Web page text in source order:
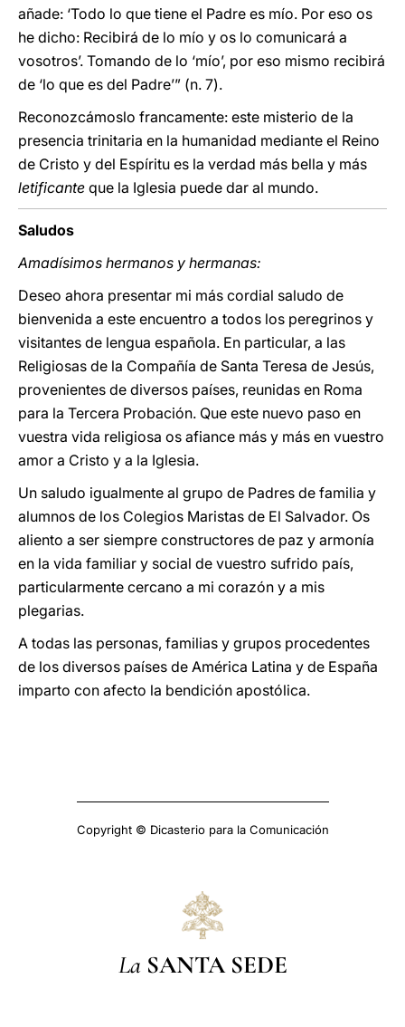
añade: ‘Todo lo que tiene el Padre es mío. Por eso os
he dicho: Recibirá de lo mío y os lo comunicará a
vosotros’. Tomando de lo ‘mío’, por eso mismo recibirá
de ‘lo que es del Padre’” (n. 7).
Reconozcámoslo francamente: este misterio de la
presencia trinitaria en la humanidad mediante el Reino
de Cristo y del Espíritu es la verdad más bella y más
letificante que la Iglesia puede dar al mundo.
Saludos
Amadísimos hermanos y hermanas:
Deseo ahora presentar mi más cordial saludo de
bienvenida a este encuentro a todos los peregrinos y
visitantes de lengua española. En particular, a las
Religiosas de la Compañía de Santa Teresa de Jesús,
provenientes de diversos países, reunidas en Roma
para la Tercera Probación. Que este nuevo paso en
vuestra vida religiosa os afiance más y más en vuestro
amor a Cristo y a la Iglesia.
Un saludo igualmente al grupo de Padres de familia y
alumnos de los Colegios Maristas de El Salvador. Os
aliento a ser siempre constructores de paz y armonía
en la vida familiar y social de vuestro sufrido país,
particularmente cercano a mi corazón y a mis
plegarias.
A todas las personas, familias y grupos procedentes
de los diversos países de América Latina y de España
imparto con afecto la bendición apostólica.
Copyright © Dicasterio para la Comunicación
La SANTA SEDE